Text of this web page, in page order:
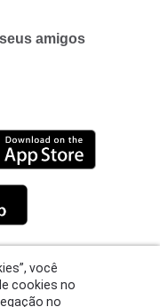
amigos
Reserved.
no
nossos